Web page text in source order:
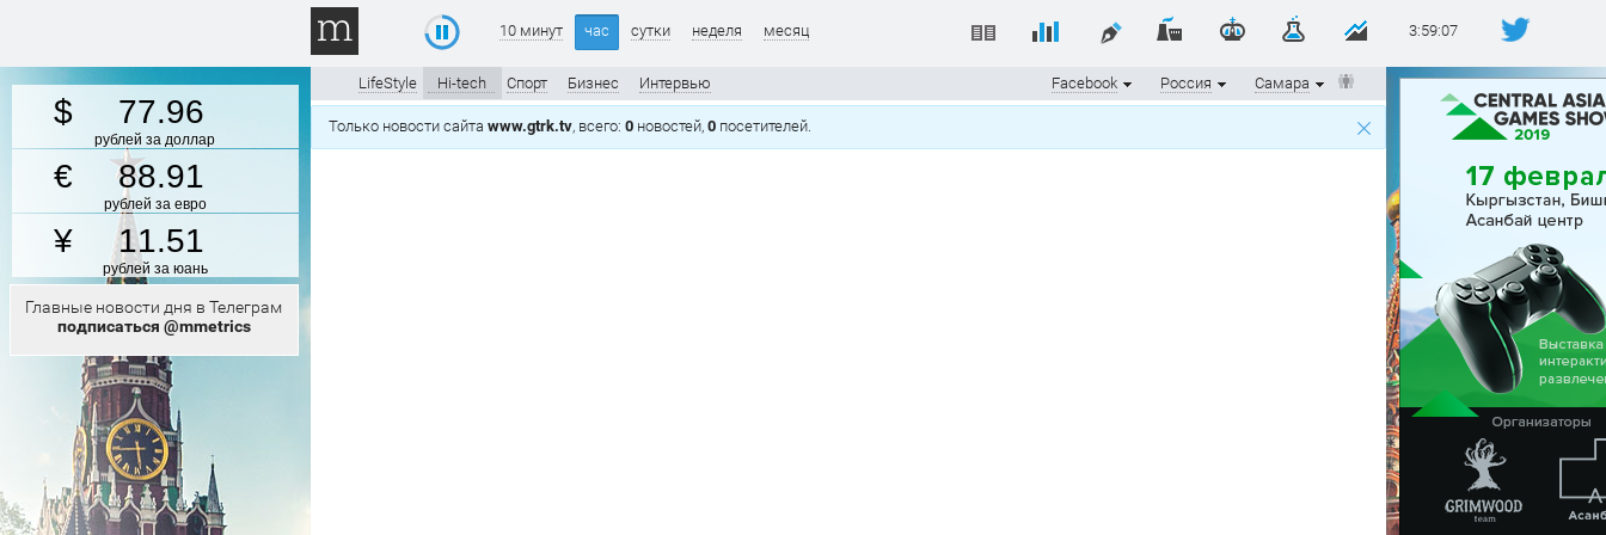
77.96
рублей за доллар
88.91
рублей за евро
11.51
рублей за юань
Главные новости дня в Телеграм
подписаться @mmetrics
3:59:07
10 минут час сутки неделя месяц
LifeStyle Hi-tech Спорт Бизнес Интервью Самара
Россия
Facebook
Только новости сайта www.gtrk.tv, всего: 0 новостей, 0 посетителей.